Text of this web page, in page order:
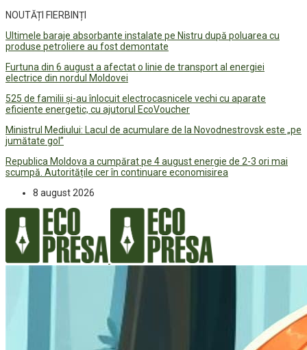
NOUTĂȚI FIERBINȚI
Ultimele baraje absorbante instalate pe Nistru după poluarea cu
produse petroliere au fost demontate
Furtuna din 6 august a afectat o linie de transport al energiei
electrice din nordul Moldovei
525 de familii și-au înlocuit electrocasnicele vechi cu aparate
eficiente energetic, cu ajutorul EcoVoucher
Ministrul Mediului: Lacul de acumulare de la Novodnestrovsk este „pe
jumătate gol”
Republica Moldova a cumpărat pe 4 august energie de 2-3 ori mai
scumpă. Autoritățile cer în continuare economisirea
8 august 2026